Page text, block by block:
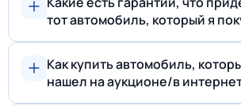
тот автомобиль, который я
Как купить автомобиль,
нашел на аукционе/в